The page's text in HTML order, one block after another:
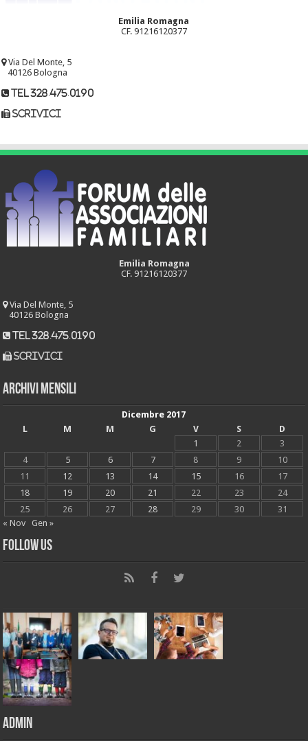
Emilia Romagna
CF. 91216120377
Via Del Monte, 5
40126 Bologna
tel 328.475.0190
scrivici
Emilia Romagna
CF. 91216120377
Via Del Monte, 5
40126 Bologna
tel 328.475.0190
scrivici
Archivi mensili
Dicembre 2017
L
M M G V S
D
1
2
3
4
5 6 7 8 9
10
11
12 13 14 15 16
17
18
19 20 21 22 23
24
25
26 27 28 29 30
31
« Nov
Gen »
Follow Us
Admin